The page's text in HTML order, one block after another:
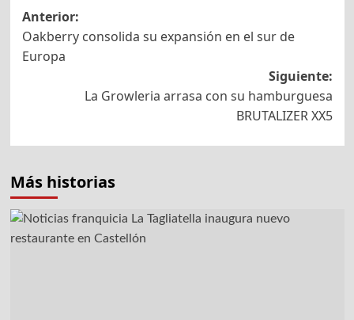
Navegación
de
entradas
Anterior:
Oakberry consolida su expansión en el sur de
Europa
Siguiente:
La Growleria arrasa con su hamburguesa
BRUTALIZER XX5
Más historias